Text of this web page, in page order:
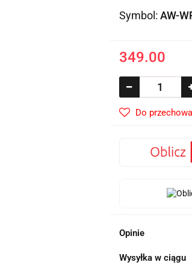
Symbol: AW-
349.00
Do
Opinie
Wysyłka w ciągu